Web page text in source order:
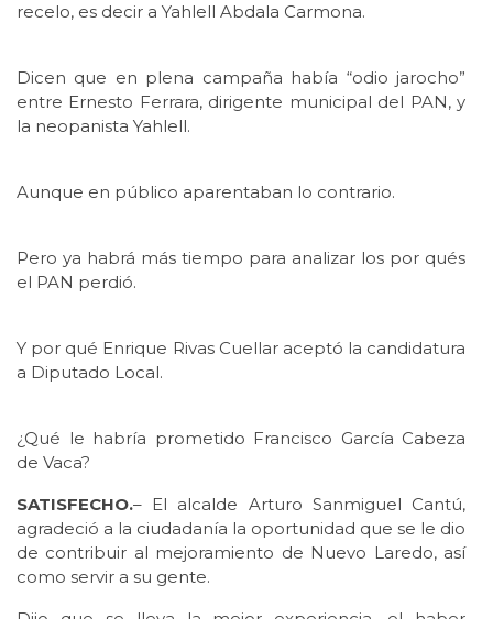
recelo, es decir a Yahlell Abdala Carmona.
Dicen que en plena campaña había “odio jarocho”
entre Ernesto Ferrara, dirigente municipal del PAN, y
la neopanista Yahlell.
Aunque en público aparentaban lo contrario.
Pero ya habrá más tiempo para analizar los por qués
el PAN perdió.
Y por qué Enrique Rivas Cuellar aceptó la candidatura
a Diputado Local.
¿Qué le habría prometido Francisco García Cabeza
de Vaca?
SATISFECHO.– El alcalde Arturo Sanmiguel Cantú,
agradeció a la ciudadanía la oportunidad que se le dio
de contribuir al mejoramiento de Nuevo Laredo, así
como servir a su gente.